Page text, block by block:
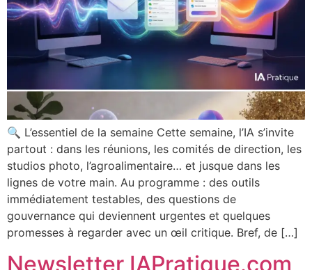
🔍 L’essentiel de la semaine Cette semaine, l’IA s’invite
partout : dans les réunions, les comités de direction, les
studios photo, l’agroalimentaire… et jusque dans les
lignes de votre main. Au programme : des outils
immédiatement testables, des questions de
gouvernance qui deviennent urgentes et quelques
promesses à regarder avec un œil critique. Bref, de […]
Newsletter IAPratique.com